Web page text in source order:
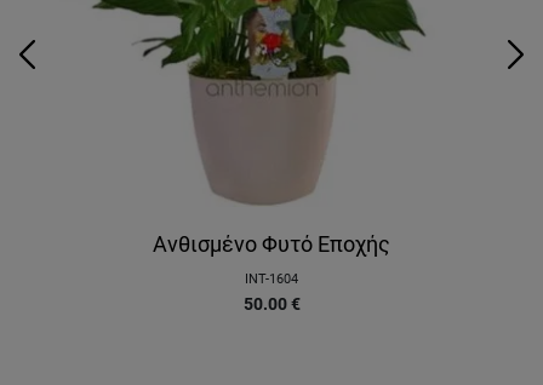
Ανθισμένο Φυτό Εποχής
INT-1604
50.00 €